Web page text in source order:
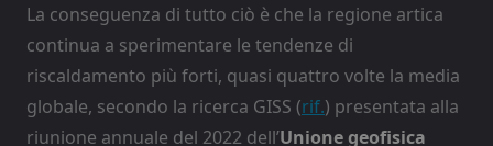
La conseguenza di tutto ciò è che la regione artica
continua a sperimentare le tendenze di
riscaldamento più forti, quasi quattro volte la media
globale, secondo la ricerca GISS (rif.) presentata alla
riunione annuale del 2022 dell’Unione geofisica